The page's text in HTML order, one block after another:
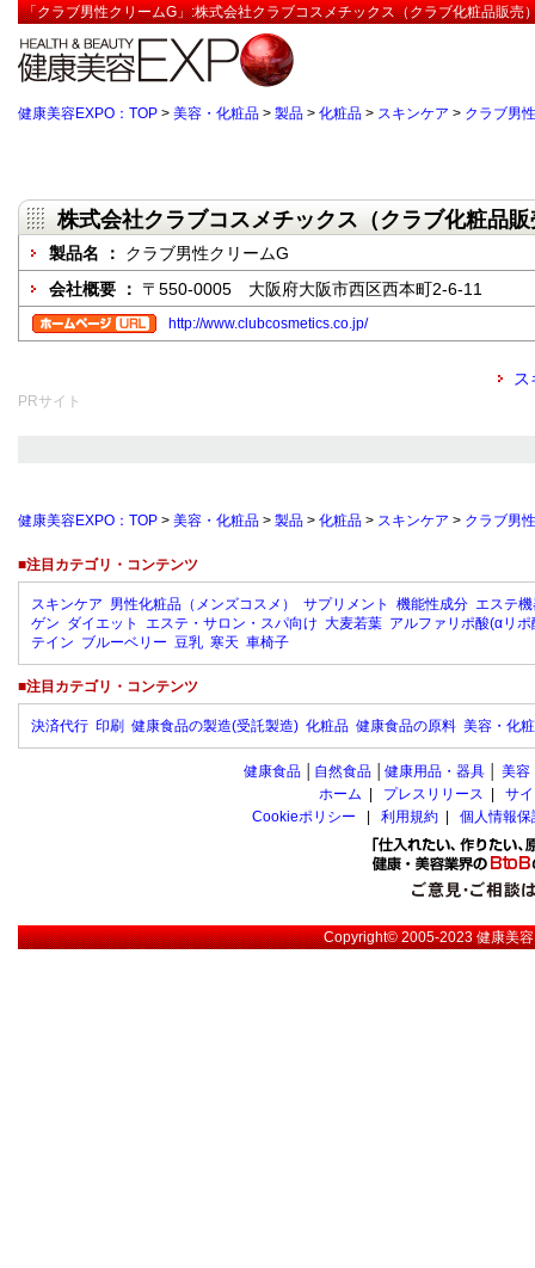
「クラブ男性クリームG」:株式会社クラブコスメチックス（クラブ化粧品販売
健康美容EXPO：TOP > 美容・化粧品 > 製品 > 化粧品 > スキンケア > クラブ男
株式会社クラブコスメチックス（クラブ化粧品販
製品名 ： クラブ男性クリームG
会社概要 ： 〒550-0005 大阪府大阪市西区西本町2-6-11
http://www.clubcosmetics.co.jp/
PRサイト
健康美容EXPO：TOP > 美容・化粧品 > 製品 > 化粧品 > スキンケア > クラブ男
■注目カテゴリ・コンテンツ
スキンケア 男性化粧品（メンズコスメ） サプリメント 機能性成分 エステ
ゲン ダイエット エステ・サロン・スパ向け 大麦若葉 アルファリポ酸(αリポ
テイン ブルーベリー 豆乳 寒天 車椅子
■注目カテゴリ・コンテンツ
決済代行 印刷 健康食品の製造(受託製造) 化粧品 健康食品の原料 美容・化
健康食品 自然食品 健康用品・器具 美容
ホーム
プレスリリース
サ
Cookieポリシー
利用規約 個人情報
Copyright© 2005-2023健康美